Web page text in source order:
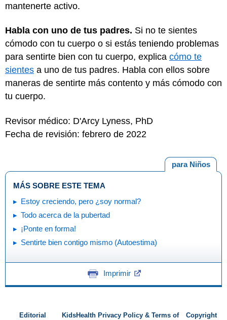
mantenerte activo.
Habla con uno de tus padres. Si no te sientes
cómodo con tu cuerpo o si estás teniendo problemas
para sentirte bien con tu cuerpo, explica cómo te
sientes a uno de tus padres. Habla con ellos sobre
maneras de sentirte más contento y más cómodo con
tu cuerpo.
Revisor médico: D'Arcy Lyness, PhD
Fecha de revisión: febrero de 2022
para Niños
MÁS SOBRE ESTE TEMA
Estoy creciendo, pero ¿soy normal?
Todo acerca de la pubertad
¡Ponte en forma!
Sentirte bien contigo mismo (Autoestima)
Imprimir
Editorial KidsHealth Privacy Policy & Terms of Copyright